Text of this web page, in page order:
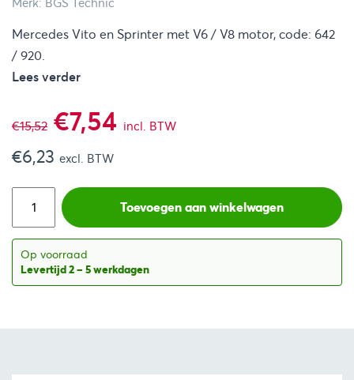
Merk: BGS Technic
Mercedes Vito en Sprinter met V6 / V8 motor, code: 642
/ 920.
Lees verder
€15,52 Oorspronkelijke
prijs
was:
€15,52.
€7,54 Huidige
is:
€7,54.
incl. BTW
€6,23 excl. BTW
Toevoegen aan winkelwagen
Op voorraad
Levertijd 2 – 5 werkdagen